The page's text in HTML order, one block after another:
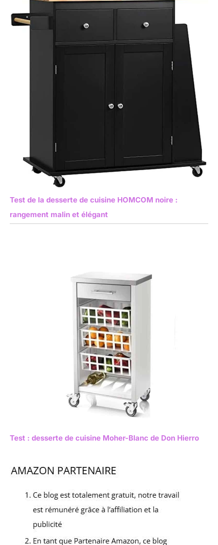
Test de la desserte de cuisine HOMCOM noire :
rangement malin et élégant
Test : desserte de cuisine Moher-Blanc de Don Hierro